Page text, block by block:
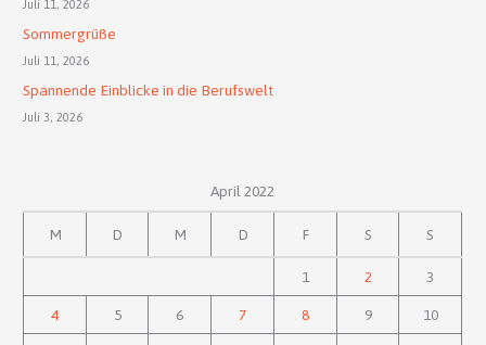
Juli 11, 2026
Sommergrüße
Juli 11, 2026
Spannende Einblicke in die Berufswelt
Juli 3, 2026
April 2022
M D M D F S S
1 2 3
4 5 6 7 8 9 10